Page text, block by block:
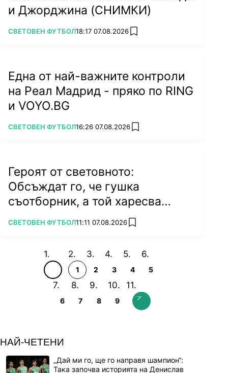
и Джорджина (СНИМКИ)
ПОВЕЧЕ ОТ
СВЕТОВЕН ФУТБОЛ18:17 07.08.2026 add favorites
Една от най-важните контроли
на Реал Мадрид - пряко по RING
и VOYO.BG
ПОВЕЧЕ ОТ
СВЕТОВЕН ФУТБОЛ16:26 07.08.2026 add favorites
Героят от световното:
Обсъждат го, че гушка
съотборник, а той харесва
бившата на колега
ПОВЕЧЕ ОТ
СВЕТОВЕН ФУТБОЛ11:11 07.08.2026 add favorites
1 2 3 4 5
6 7 8 9
НАЙ-ЧЕТЕНИ
„Дай ми го, ще го направя шампион“:
Така започва историята на Денислав